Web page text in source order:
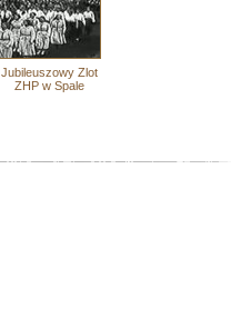
Jubileuszowy Zlot
ZHP w Spale